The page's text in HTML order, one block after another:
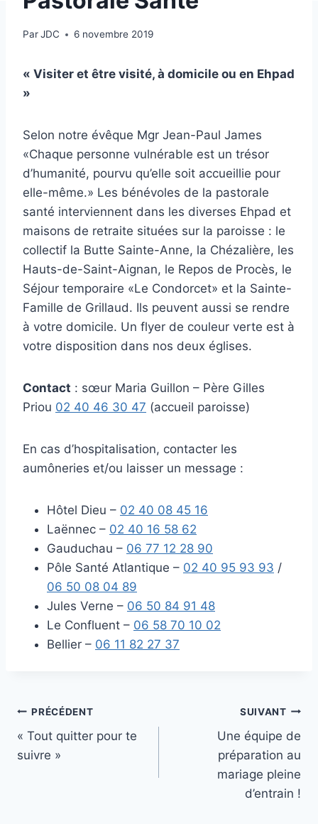
ParJDC 6 novembre 2019
« Visiter et être visité, à domicile ou en Ehpad
»
Selon notre évêque Mgr Jean-Paul James
«Chaque personne vulnérable est un trésor
d’humanité, pourvu qu’elle soit accueillie pour
elle-même.» Les bénévoles de la pastorale
santé interviennent dans les diverses Ehpad et
maisons de retraite situées sur la paroisse : le
collectif la Butte Sainte-Anne, la Chézalière, les
Hauts-de-Saint-Aignan, le Repos de Procès, le
Séjour temporaire «Le Condorcet» et la Sainte-
Famille de Grillaud. Ils peuvent aussi se rendre
à votre domicile. Un flyer de couleur verte est à
votre disposition dans nos deux églises.
Contact : sœur Maria Guillon – Père Gilles
Priou 02 40 46 30 47 (accueil paroisse)
En cas d’hospitalisation, contacter les
aumôneries et/ou laisser un message :
Hôtel Dieu – 02 40 08 45 16
Laënnec – 02 40 16 58 62
Gauduchau – 06 77 12 28 90
Pôle Santé Atlantique – 02 40 95 93 93 /
06 50 08 04 89
Jules Verne – 06 50 84 91 48
Le Confluent – 06 58 70 10 02
Bellier – 06 11 82 27 37
Navigation
de
PRÉCÉDENT
« Tout quitter pour te
suivre »
SUIVANT
Une équipe de
préparation au
mariage pleine
d’entrain !